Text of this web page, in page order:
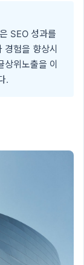
SEO 성과를
험을 향상시
위노출을 이
.